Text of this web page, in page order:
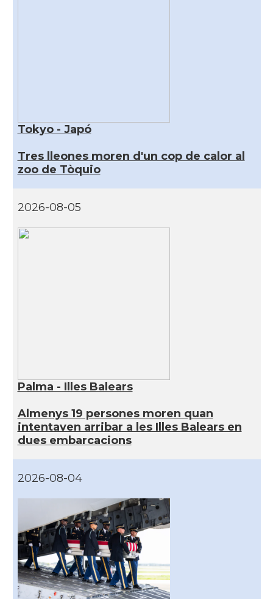
Tokyo - Japó
Tres lleones moren d'un cop de calor al
zoo de Tòquio
2026-08-05
Palma - Illes Balears
Almenys 19 persones moren quan
intentaven arribar a les Illes Balears en
dues embarcacions
2026-08-04